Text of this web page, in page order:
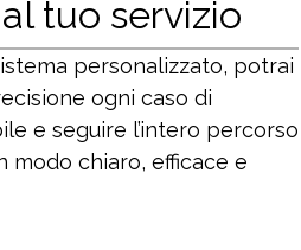
al tuo servizio
personalizzato, potrai
ogni caso di
e seguire l’intero percorso
modo chiaro, efficace e